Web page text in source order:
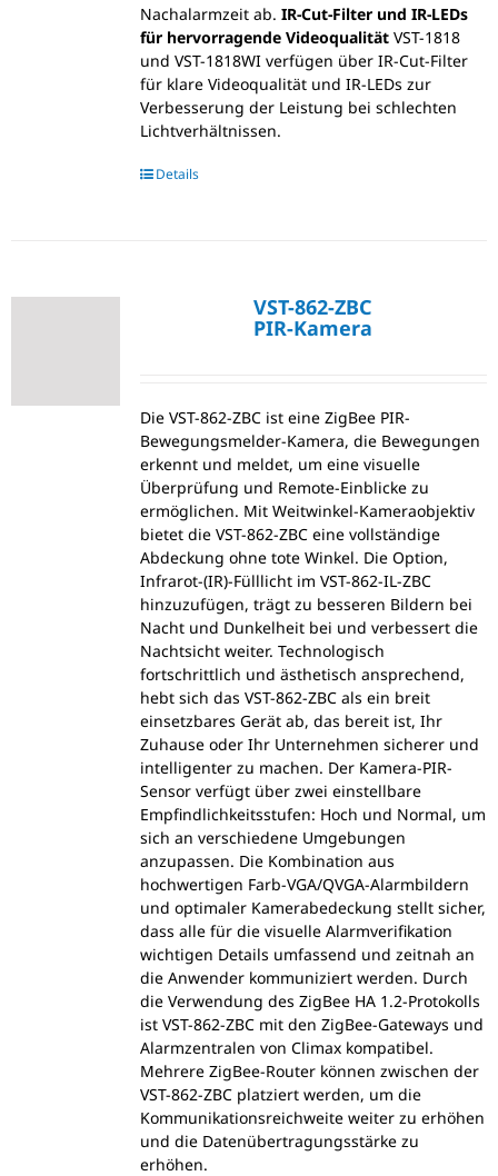
Nachalarmzeit ab. IR-Cut-Filter und IR-LEDs
für hervorragende VideoqualitätVST-1818
und VST-1818WI verfügen über IR-Cut-Filter
für klare Videoqualität und IR-LEDs zur
Verbesserung der Leistung bei schlechten
Lichtverhältnissen.
Details
VST-862-ZBC
PIR-Kamera
Die VST-862-ZBC ist eine ZigBee PIR-
Bewegungsmelder-Kamera, die Bewegungen
erkennt und meldet, um eine visuelle
Überprüfung und Remote-Einblicke zu
ermöglichen. Mit Weitwinkel-Kameraobjektiv
bietet die VST-862-ZBC eine vollständige
Abdeckung ohne tote Winkel. Die Option,
Infrarot-(IR)-Fülllicht im VST-862-IL-ZBC
hinzuzufügen, trägt zu besseren Bildern bei
Nacht und Dunkelheit bei und verbessert die
Nachtsicht weiter. Technologisch
fortschrittlich und ästhetisch ansprechend,
hebt sich das VST-862-ZBC als ein breit
einsetzbares Gerät ab, das bereit ist, Ihr
Zuhause oder Ihr Unternehmen sicherer und
intelligenter zu machen. Der Kamera-PIR-
Sensor verfügt über zwei einstellbare
Empfindlichkeitsstufen: Hoch und Normal, um
sich an verschiedene Umgebungen
anzupassen. Die Kombination aus
hochwertigen Farb-VGA/QVGA-Alarmbildern
und optimaler Kamerabedeckung stellt sicher,
dass alle für die visuelle Alarmverifikation
wichtigen Details umfassend und zeitnah an
die Anwender kommuniziert werden. Durch
die Verwendung des ZigBee HA 1.2-Protokolls
ist VST-862-ZBC mit den ZigBee-Gateways und
Alarmzentralen von Climax kompatibel.
Mehrere ZigBee-Router können zwischen der
VST-862-ZBC platziert werden, um die
Kommunikationsreichweite weiter zu erhöhen
und die Datenübertragungsstärke zu
erhöhen.